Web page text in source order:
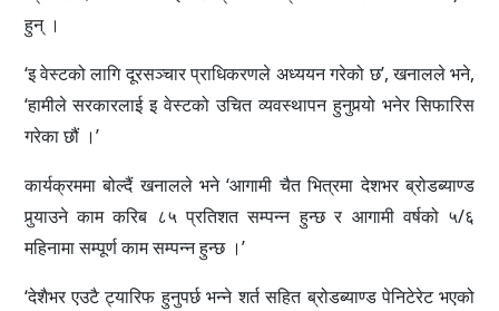
हुन् ।
‘इ वेस्टको लागि दूरसञ्चार प्राधिकरणले अध्ययन गरेको छ’, खनालले भने,
‘हामीले सरकारलाई इ वेस्टको उचित व्यवस्थापन हुनुपर्‍यो भनेर सिफारिस
गरेका छौं ।’
कार्यक्रममा बोल्दैं खनालले भने ‘आगामी चैत भित्रमा देशभर ब्रोडब्याण्ड
पुर्‍याउने काम करिब ८५ प्रतिशत सम्पन्न हुन्छ र आगामी वर्षको ५/६
महिनामा सम्पूर्ण काम सम्पन्न हुन्छ ।’
‘देशैभर एउटै ट्यारिफ हुनुपर्छ भन्ने शर्त सहित ब्रोडब्याण्ड पेनिटेरेट भएको